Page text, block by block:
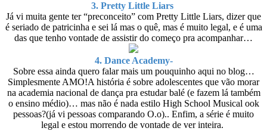
3. Pretty Little Liars
Já vi muita gente ter “preconceito” com Pretty Little Liars, dizer que
é seriado de patricinha e sei lá mas o quê, mas é muito legal, e é uma
das que tenho vontade de assistir do começo pra acompanhar…
4. Dance Academy-
Sobre essa ainda quero falar mais um pouquinho aqui no blog…
Simplesmente AMO!A história é sobre adolescentes que vão morar
na academia nacional de dança pra estudar balé (e fazem lá também
o ensino médio)… mas não é nada estilo High School Musical ook
pessoas?(já vi pessoas comparando O.o).. Enfim, a série é muito
legal e estou morrendo de vontade de ver inteira.